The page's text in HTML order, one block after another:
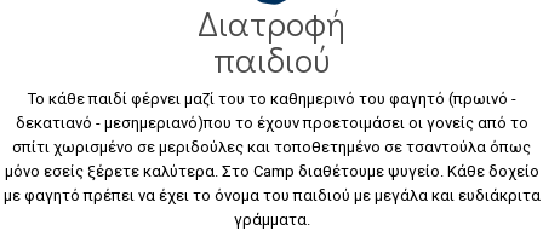
Διατροφή
παιδιού
Το κάθε παιδί φέρνει μαζί του το καθημερινό του φαγητό (πρωινό -
δεκατιανό - μεσημεριανό)που το έχουν προετοιμάσει οι γονείς από το
σπίτι χωρισμένο σε μεριδούλες και τοποθετημένο σε τσαντούλα όπως
μόνο εσείς ξέρετε καλύτερα. Στο Camp διαθέτουμε ψυγείο. Κάθε δοχείο
με φαγητό πρέπει να έχει το όνομα του παιδιού με μεγάλα και ευδιάκριτα
γράμματα.